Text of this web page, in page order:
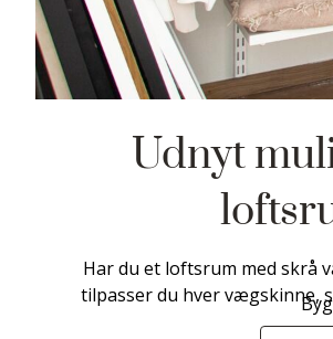
Udnyt
Har du et loftsrum med skrå
tilpasser du hver vægskinne,